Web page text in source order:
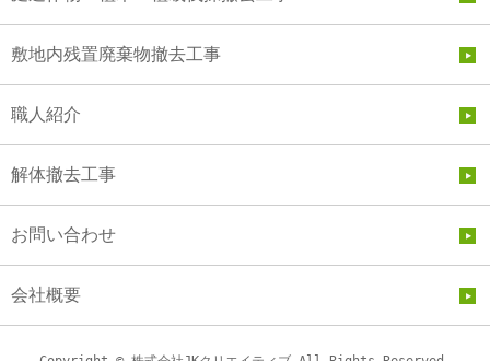
敷地内残置廃棄物撤去工事
職人紹介
解体撤去工事
お問い合わせ
会社概要